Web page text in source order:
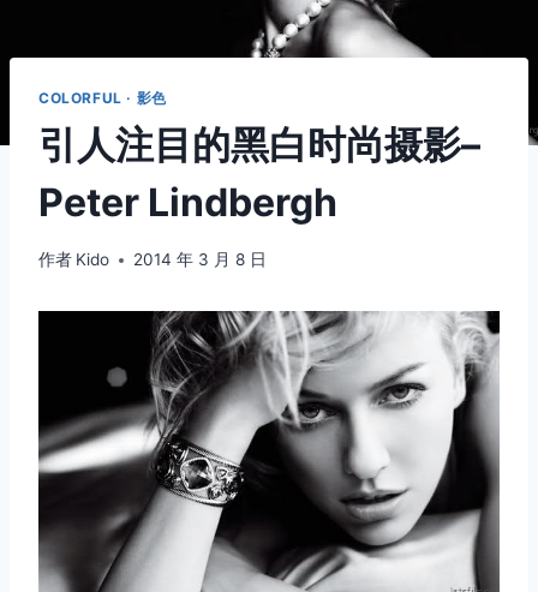
COLORFUL · 影色
引人注目的黑白时尚摄影–
Peter Lindbergh
作者 Kido 2014 年 3 月 8 日